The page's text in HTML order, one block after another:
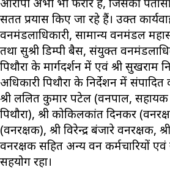
सतत प्रयास किए जा रहे हैं। उक्त
वनमंडलाधिकारी, सामान्य वनमंडल
तथा सुश्री डिम्पी बैस, संयुक्त
पिथौरा के मार्गदर्शन में एवं श्री सुखराम
अधिकारी पिथौरा के निर्देशन में संपादित
श्री ललित कुमार पटेल (वनपाल, सहायक
पिथौरा), श्री कोकिलकांत दिनकर
(वनरक्षक), श्री विरेन्द्र बंजारे वनरक्षक,
वनरक्षक सहित अन्य वन कर्मचारियों एवं
सहयोग रहा।